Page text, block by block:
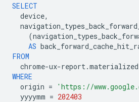
SELECT
device,
(
AS
FROM
chrome-ux-report.materialized
WHERE
origin = 'https://
yyyymm = 202403